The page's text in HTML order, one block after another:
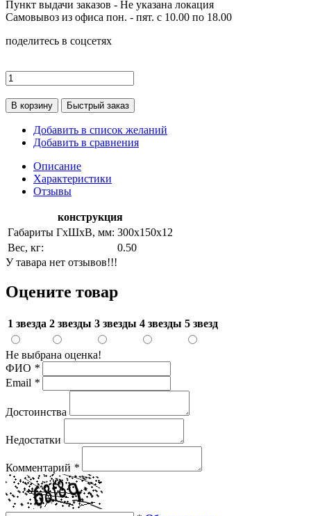
Пункт выдачи заказов - Не указана локация
Самовывоз из офиса пон. - пят. с 10.00 по 18.00
поделитесь в соцсетях
В корзину Быстрый заказ
Добавить в список желаний
Добавить в сравнения
Описание
Характеристики
Отзывы
конструкция
Габариты ГхШхВ, мм: 300х150х12
Вес, кг:
0.50
У тавара нет отзывов!!!
Оцените товар
1 звезда 2 звезды 3 звезды 4 звезды 5 звезд
Не выбрана оценка!
ФИО *
Email *
Достоинства
Недостатки
Комментарий *